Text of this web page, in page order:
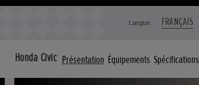
Langue FRANÇAIS
Honda Civic Présentation Équipements Spécifications